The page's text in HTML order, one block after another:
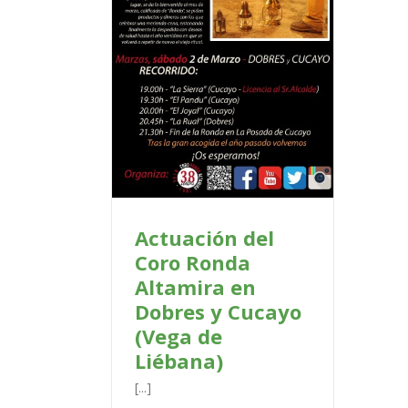
Actuación del
Coro Ronda
Altamira en
Dobres y Cucayo
(Vega de
Liébana)
[...]